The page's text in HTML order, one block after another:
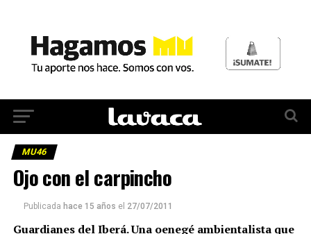
MU46
Ojo con el carpincho
Publicada hace 15 años el 27/07/2011
Guardianes del Iberá. Una oenegé ambientalista que